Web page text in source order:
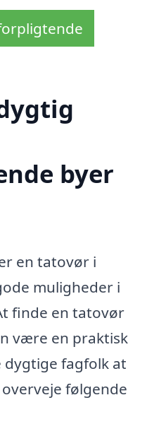
byer
en tatovør i
muligheder i
finde en tatovør
være en praktisk
fagfolk at
følgende